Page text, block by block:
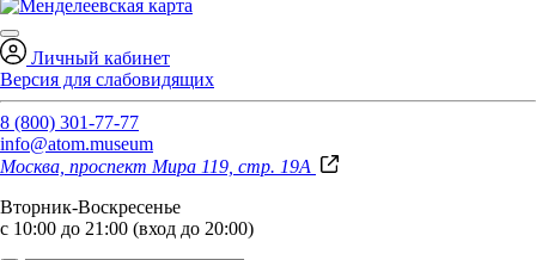
Личный кабинет
Версия для слабовидящих
8 (800) 301-77-77
info@atom.museum
Москва, проспект Мира 119, стр. 19А
Вторник-Воскресенье
с 10:00 до 21:00 (вход до 20:00)